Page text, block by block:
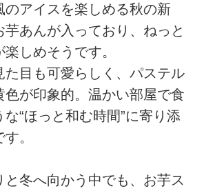
のアイスを楽しめる秋の新
あんが入っており、ねっと
しめそうです。
た目も可愛らしく、パステル
色が印象的。温かい部屋で食
“ほっと和む時間”に寄り添
。
と冬へ向かう中でも、お芋ス